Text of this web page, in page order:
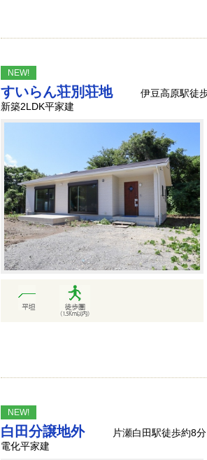
NEW!
すいらん荘別荘地
伊豆高原駅徒
新築2LDK平家建
NEW!
白田分譲地外
片瀬白田駅徒歩約8
電化平家建